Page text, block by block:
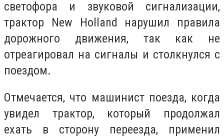
светофора и звуковой сигнализации,
трактор New Holland нарушил правила
дорожного движения, так как не
отреагировал на сигналы и столкнулся с
поездом.
Отмечается, что машинист поезда, когда
увидел трактор, который продолжал
ехать в сторону переезда, применил